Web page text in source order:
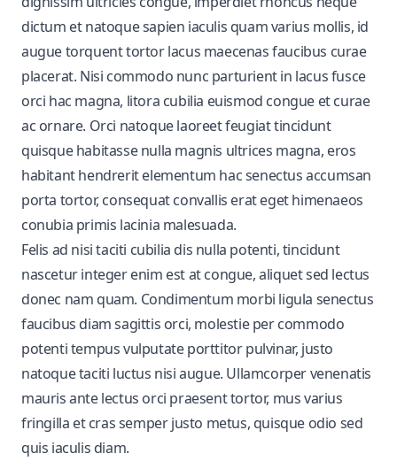
dictum et natoque sapien iaculis quam varius mollis, id
augue torquent tortor lacus maecenas faucibus curae
placerat. Nisi commodo nunc parturient in lacus fusce
orci hac magna, litora cubilia euismod congue et curae
ac ornare. Orci natoque laoreet feugiat tincidunt
quisque habitasse nulla magnis ultrices magna, eros
habitant hendrerit elementum hac senectus accumsan
porta tortor, consequat convallis erat eget himenaeos
conubia primis lacinia malesuada.
Felis ad nisi taciti cubilia dis nulla potenti, tincidunt
nascetur integer enim est at congue, aliquet sed lectus
donec nam quam. Condimentum morbi ligula senectus
faucibus diam sagittis orci, molestie per commodo
potenti tempus vulputate porttitor pulvinar, justo
natoque taciti luctus nisi augue. Ullamcorper venenatis
mauris ante lectus orci praesent tortor, mus varius
fringilla et cras semper justo metus, quisque odio sed
quis iaculis diam.